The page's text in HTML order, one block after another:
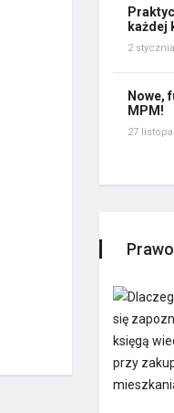
każdej
2
Nowe,
MPM!
27
Prawo